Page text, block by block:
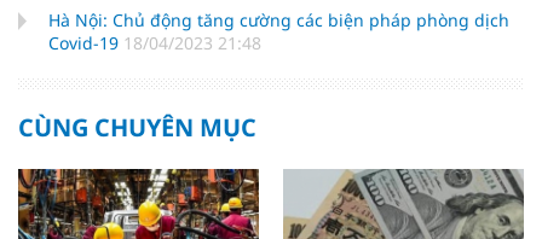
Hà Nội: Chủ động tăng cường các biện pháp phòng dịch
Covid-19 18/04/2023 21:48
CÙNG CHUYÊN MỤC